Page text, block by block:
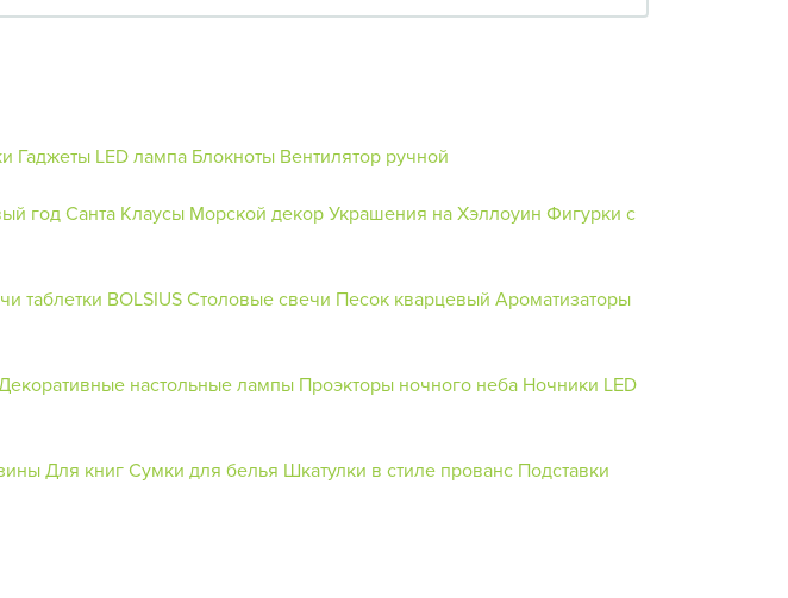
Гаджеты LED лампа Блокноты Вентилятор ручной
годСанта Клаусы Морской декорУкрашения на Хэллоуин Фигурки с
таблетки BOLSIUSСтоловые свечи Песок кварцевый Ароматизаторы
настольные лампы Проэкторы ночного неба Ночники LED
Для книгСумки для белья Шкатулки в стиле прованс Подставки